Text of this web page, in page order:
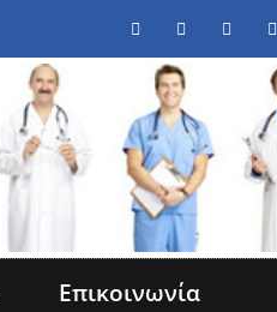
Επικοινωνία